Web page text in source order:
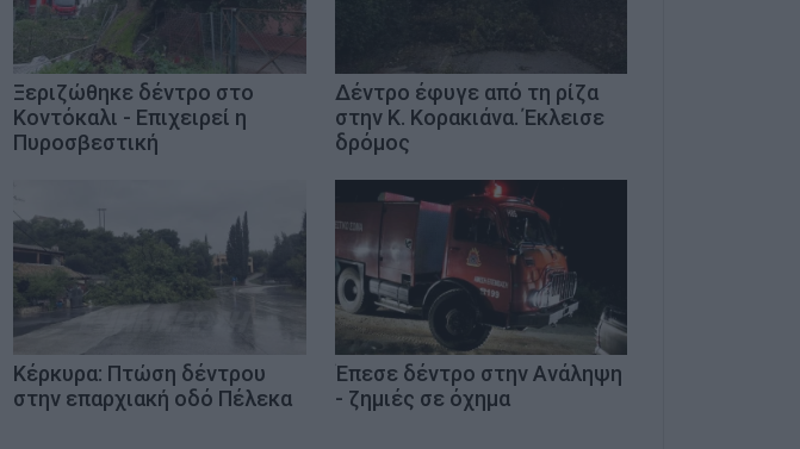
Ξεριζώθηκε δέντρο στο
Κοντόκαλι - Επιχειρεί η
Πυροσβεστική
Δέντρο έφυγε από τη ρίζα
στην Κ. Κορακιάνα. Έκλεισε
δρόμος
Κέρκυρα: Πτώση δέντρου
στην επαρχιακή οδό Πέλεκα
Έπεσε δέντρο στην Ανάληψη
- ζημιές σε όχημα